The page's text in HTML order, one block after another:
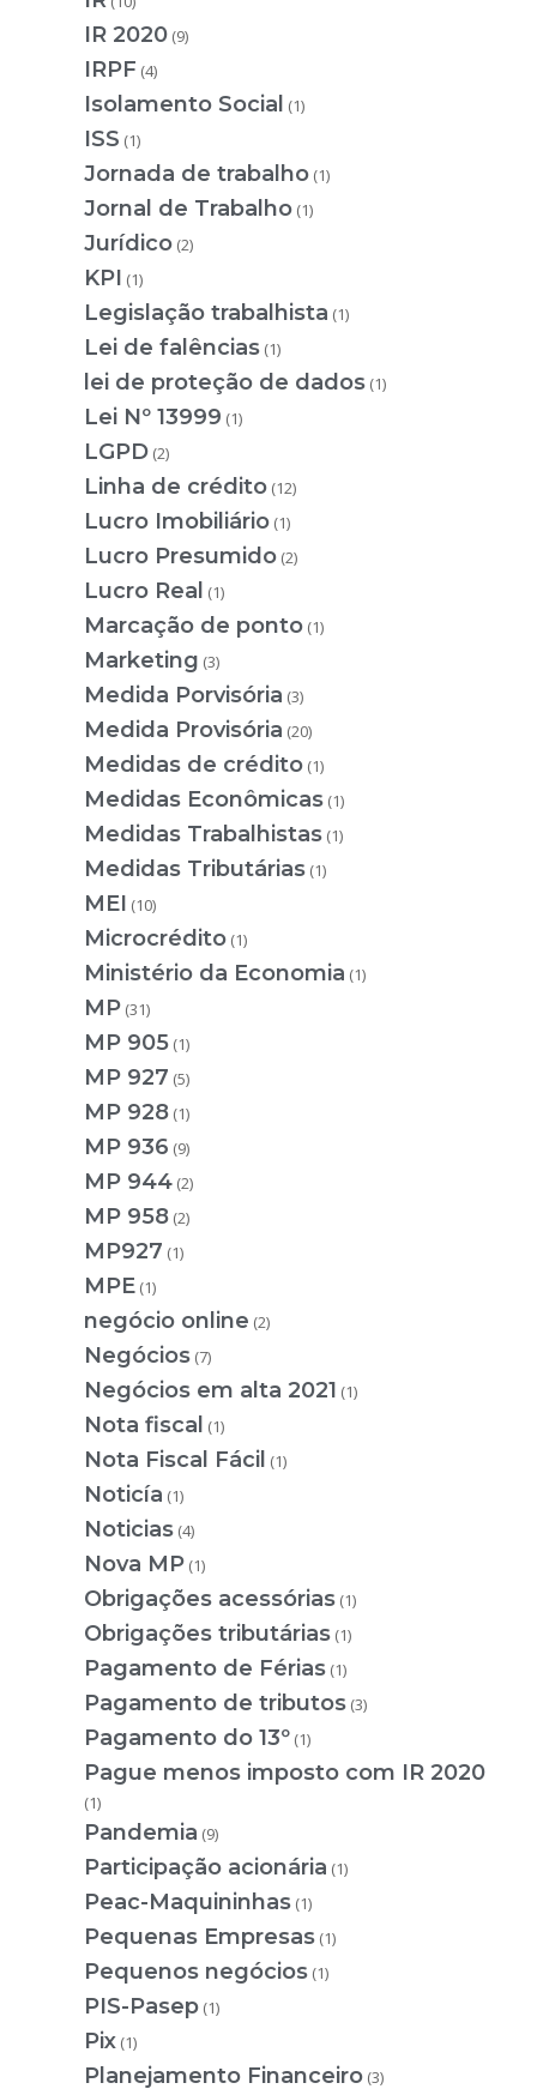
IR 2020 (9)
IRPF (4)
Isolamento Social (1)
ISS (1)
Jornada de trabalho (1)
Jornal de Trabalho (1)
Jurídico (2)
KPI (1)
Legislação trabalhista (1)
Lei de falências (1)
lei de proteção de dados (1)
Lei Nº 13999 (1)
LGPD (2)
Linha de crédito (12)
Lucro Imobiliário (1)
Lucro Presumido (2)
Lucro Real (1)
Marcação de ponto (1)
Marketing (3)
Medida Porvisória (3)
Medida Provisória (20)
Medidas de crédito (1)
Medidas Econômicas (1)
Medidas Trabalhistas (1)
Medidas Tributárias (1)
MEI (10)
Microcrédito (1)
Ministério da Economia (1)
MP (31)
MP 905 (1)
MP 927 (5)
MP 928 (1)
MP 936 (9)
MP 944 (2)
MP 958 (2)
MP927 (1)
MPE (1)
negócio online (2)
Negócios (7)
Negócios em alta 2021 (1)
Nota fiscal (1)
Nota Fiscal Fácil (1)
Noticía (1)
Noticias (4)
Nova MP (1)
Obrigações acessórias (1)
Obrigações tributárias (1)
Pagamento de Férias (1)
Pagamento de tributos (3)
Pagamento do 13º (1)
Pague menos imposto com IR 2020
(1)
Pandemia (9)
Participação acionária (1)
Peac-Maquininhas (1)
Pequenas Empresas (1)
Pequenos negócios (1)
PIS-Pasep (1)
Pix (1)
Planejamento Financeiro (3)